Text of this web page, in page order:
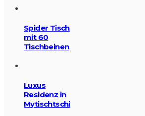
Spider Tisch
mit 60
Tischbeinen
Luxus
Residenz in
Mytischtschi